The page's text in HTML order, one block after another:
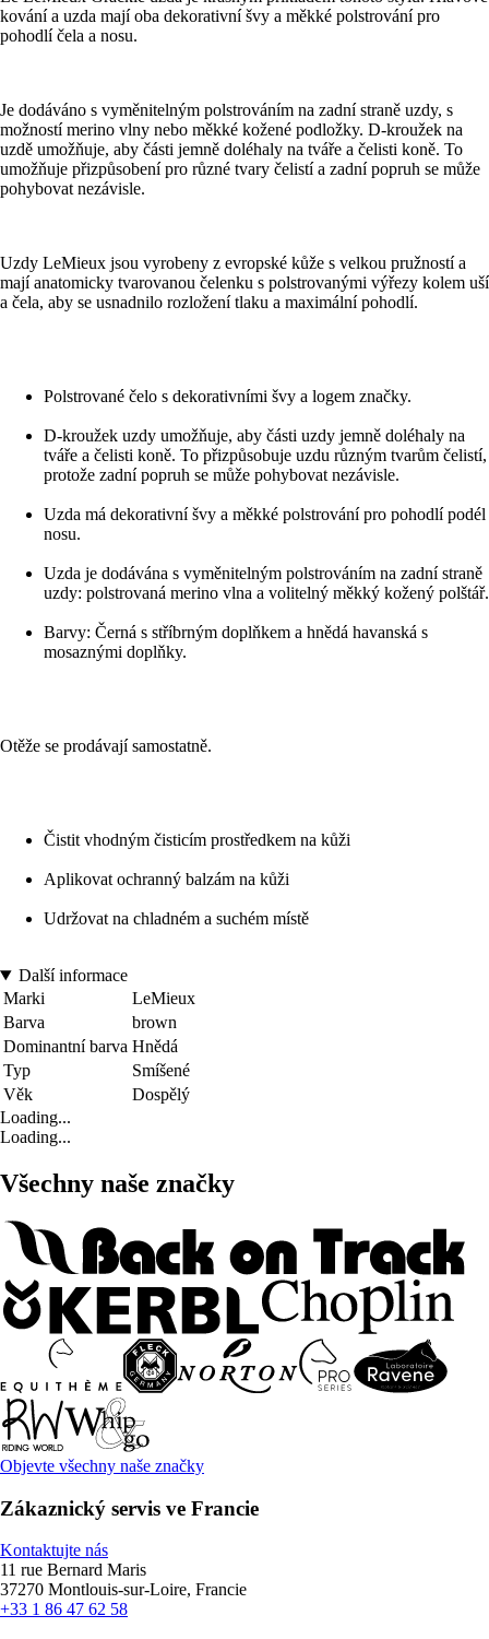
kování a uzda mají oba dekorativní švy a měkké polstrování pro
pohodlí čela a nosu.
Je dodáváno s vyměnitelným polstrováním na zadní straně uzdy, s
možností merino vlny nebo měkké kožené podložky. D-kroužek na
uzdě umožňuje, aby části jemně doléhaly na tváře a čelisti koně. To
umožňuje přizpůsobení pro různé tvary čelistí a zadní popruh se může
pohybovat nezávisle.
Uzdy LeMieux jsou vyrobeny z evropské kůže s velkou pružností a
mají anatomicky tvarovanou čelenku s polstrovanými výřezy kolem uší
a čela, aby se usnadnilo rozložení tlaku a maximální pohodlí.
Polstrované čelo s dekorativními švy a logem značky.
D-kroužek uzdy umožňuje, aby části uzdy jemně doléhaly na
tváře a čelisti koně. To přizpůsobuje uzdu různým tvarům čelistí,
protože zadní popruh se může pohybovat nezávisle.
Uzda má dekorativní švy a měkké polstrování pro pohodlí podél
nosu.
Uzda je dodávána s vyměnitelným polstrováním na zadní straně
uzdy: polstrovaná merino vlna a volitelný měkký kožený polštář.
Barvy: Černá s stříbrným doplňkem a hnědá havanská s
mosaznými doplňky.
Otěže se prodávají samostatně.
Čistit vhodným čisticím prostředkem na kůži
Aplikovat ochranný balzám na kůži
Udržovat na chladném a suchém místě
Další informace
Marki
LeMieux
Barva
brown
Dominantní barva Hnědá
Typ
Smíšené
Věk
Dospělý
Loading...
Loading...
Všechny naše značky
Objevte všechny naše značky
Zákaznický servis ve Francie
Kontaktujte nás
11 rue Bernard Maris
37270 Montlouis-sur-Loire, Francie
+33 1 86 47 62 58